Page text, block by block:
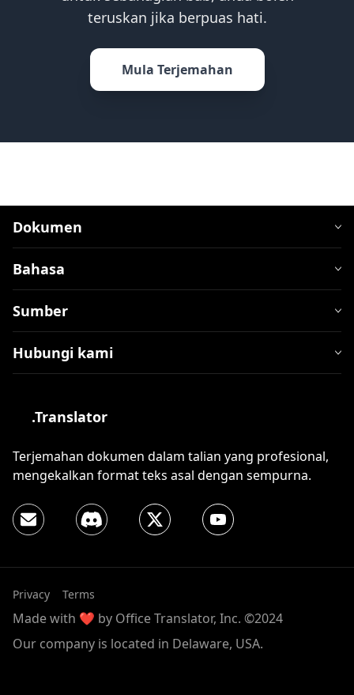
teruskan jika berpuas hati.
Mula Terjemahan
Dokumen
Bahasa
Sumber
Hubungi kami
.Translator
Terjemahan dokumen dalam talian yang profesional,
mengekalkan format teks asal dengan sempurna.
Privacy Terms
Made with ❤️ by Office Translator, Inc. ©2024
Our company is located in Delaware, USA.